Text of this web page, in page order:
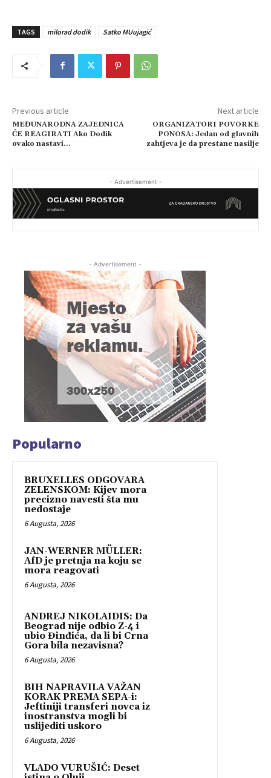
TAGS milorad dodik Satko MUujagić
Previous article
MEĐUNARODNA ZAJEDNICA
ĆE REAGIRATI Ako Dodik
ovako nastavi…
Next article
ORGANIZATORI POVORKE
PONOSA: Jedan od glavnih
zahtjeva je da prestane nasilje
- Advertisement -
- Advertisement -
Popularno
BRUXELLES ODGOVARA
ZELENSKOM: Kijev mora
precizno navesti šta mu
nedostaje
6 Augusta, 2026
JAN-WERNER MÜLLER:
AfD je pretnja na koju se
mora reagovati
6 Augusta, 2026
ANDREJ NIKOLAIDIS: Da
Beograd nije odbio Z-4 i
ubio Đinđića, da li bi Crna
Gora bila nezavisna?
6 Augusta, 2026
BIH NAPRAVILA VAŽAN
KORAK PREMA SEPA-i:
Jeftiniji transferi novca iz
inostranstva mogli bi
uslijediti uskoro
6 Augusta, 2026
VLADO VURUŠIĆ: Deset